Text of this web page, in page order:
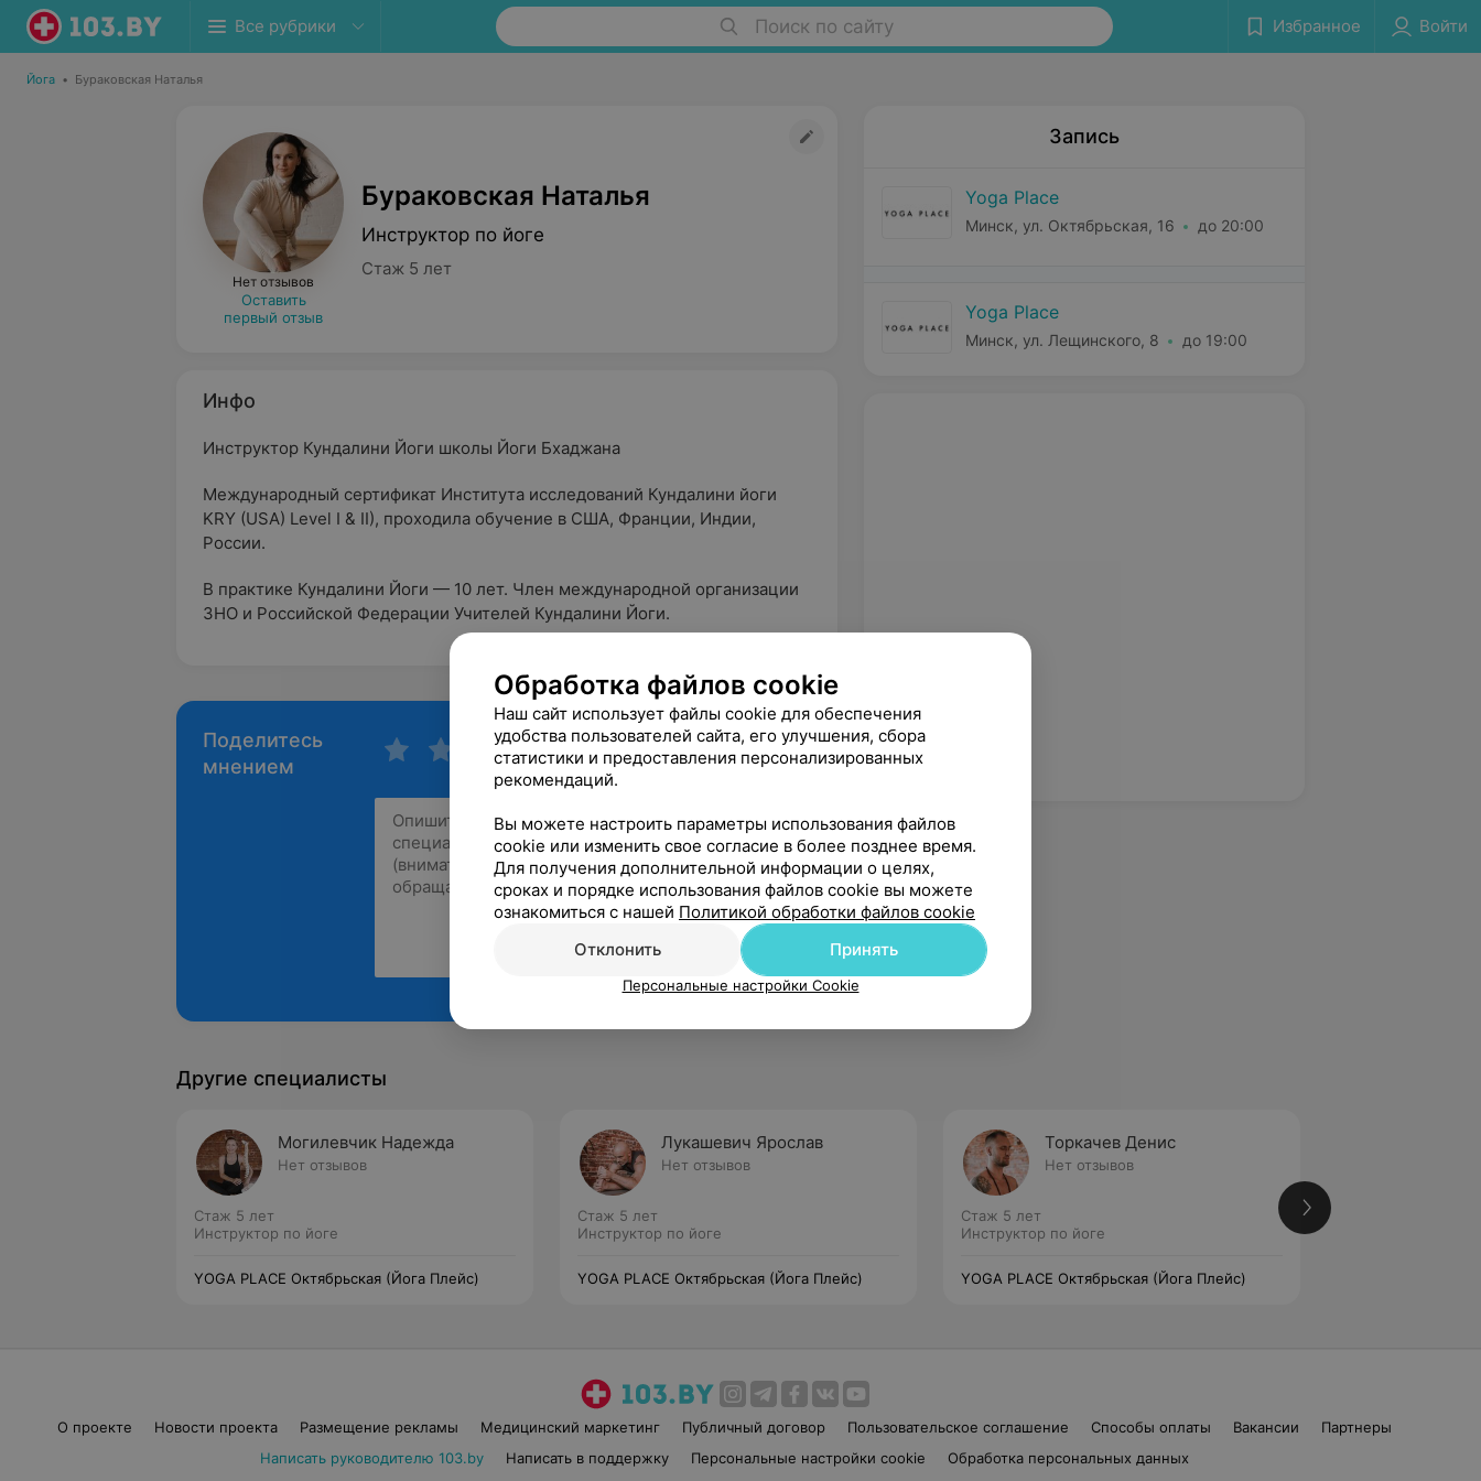
Все рубрики Поиск по сайту Избранное Войти
Йога • Бураковская Наталья
Нет отзывов
Оставить
первый отзыв
Бураковская Наталья
Инструктор по йоге
Стаж 5 лет
Инфо
Инструктор Кундалини Йоги школы Йоги Бхаджана
Международный сертификат Института исследований Кундалини йоги
KRY (USA) Level I & II), проходила обучение в США, Франции, Индии,
России.
В практике Кундалини Йоги — 10 лет. Член международной организации
3HO и Российской Федерации Учителей Кундалини Йоги.
Поделитесь
мнением
Рекомендую
Запись
Yoga Place
Минск, ул. Октябрьская, 16 до 20:00
Yoga Place
Минск, ул. Лещинского, 8 до 19:00
Другие специалисты
Могилевчик Надежда
Нет отзывов
Стаж 5 лет
Инструктор по йоге
YOGA PLACE Октябрьская (Йога Плейс)
Лукашевич Ярослав
Нет отзывов
Стаж 5 лет
Инструктор по йоге
YOGA PLACE Октябрьская (Йога Плейс)
Торкачев Денис
Нет отзывов
Стаж 5 лет
Инструктор по йоге
YOGA PLACE Октябрьская (Йога Плейс)
О проекте Новости проекта Размещение рекламы Медицинский маркетинг Публичный договор Пользовательское соглашение Способы оплаты Вакансии
Партнеры
Написать руководителю 103.by
Написать в поддержку Персональные настройки cookie Обработка персональных данных
Обработка файлов cookie
Наш сайт использует файлы cookie для обеспечения
удобства пользователей сайта, его улучшения, сбора
статистики и предоставления персонализированных
рекомендаций.
Вы можете настроить параметры использования файлов
cookie или изменить свое согласие в более позднее время.
Для получения дополнительной информации о целях,
сроках и порядке использования файлов cookie вы можете
ознакомиться с нашей Политикой обработки файлов cookie
Отклонить
Принять
Персональные настройки Cookie